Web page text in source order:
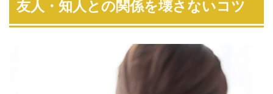
友人・知人との関係を壊さないコツ